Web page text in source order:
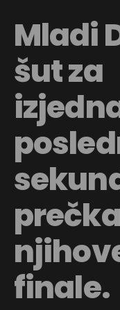
Mladi
šut za
finale.